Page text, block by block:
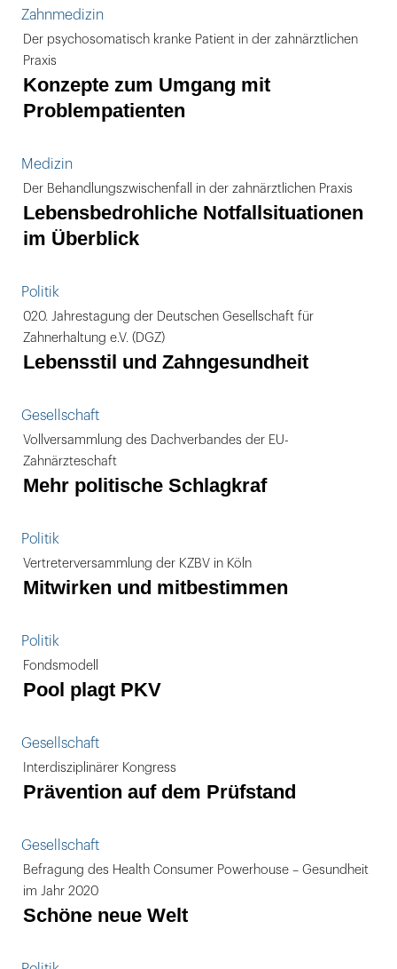
Zahnmedizin
Der psychosomatisch kranke Patient in der zahnärztlichen
Praxis
Konzepte zum Umgang mit
Problempatienten
Medizin
Der Behandlungszwischenfall in der zahnärztlichen Praxis
Lebensbedrohliche Notfallsituationen
im Überblick
Politik
020. Jahrestagung der Deutschen Gesellschaft für
Zahnerhaltung e.V. (DGZ)
Lebensstil und Zahngesundheit
Gesellschaft
Vollversammlung des Dachverbandes der EU-
Zahnärzteschaft
Mehr politische Schlagkraf
Politik
Vertreterversammlung der KZBV in Köln
Mitwirken und mitbestimmen
Politik
Fondsmodell
Pool plagt PKV
Gesellschaft
Interdisziplinärer Kongress
Prävention auf dem Prüfstand
Gesellschaft
Befragung des Health Consumer Powerhouse – Gesundheit
im Jahr 2020
Schöne neue Welt